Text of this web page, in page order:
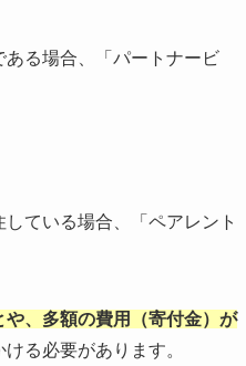
る場合、「パートナービ
ている場合、「ペアレント
、多額の費用（寄付金）が
る必要があります。